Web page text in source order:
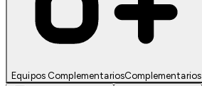
Equipos ComplementariosComplementarios